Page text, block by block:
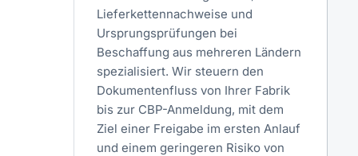
Lieferkettennachweise und
Ursprungsprüfungen bei
Beschaffung aus mehreren Ländern
spezialisiert. Wir steuern den
Dokumentenfluss von Ihrer Fabrik
bis zur CBP-Anmeldung, mit dem
Ziel einer Freigabe im ersten Anlauf
und einem geringeren Risiko von